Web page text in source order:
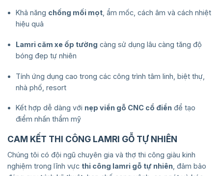
Khả năng chống mối mọt , ẩm mốc, cách âm và cách nhiệt
hiệu quả
Lamri căm xe ốp tường càng sử dụng lâu càng tăng độ
bóng đẹp tự nhiên
Tính ứng dụng cao trong các công trình tâm linh, biệt thự,
nhà phố, resort
Kết hợp dễ dàng với nẹp viền gỗ CNC cổ điển để tạo
điểm nhấn thẩm mỹ
CAM KẾT THI CÔNG LAMRI GỖ TỰ NHIÊN
Chúng tôi có đội ngũ chuyên gia và thợ thi công giàu kinh
nghiệm trong lĩnh vực thi công lamri gỗ tự nhiên , đảm bảo